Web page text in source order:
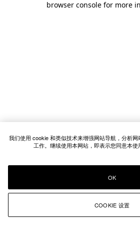
browser console for more
我们使用 cookie 和类似技术来增强网站导航，分析
工作。继续使用本网站，即表示您同意本使
COOKIE 设置
OK